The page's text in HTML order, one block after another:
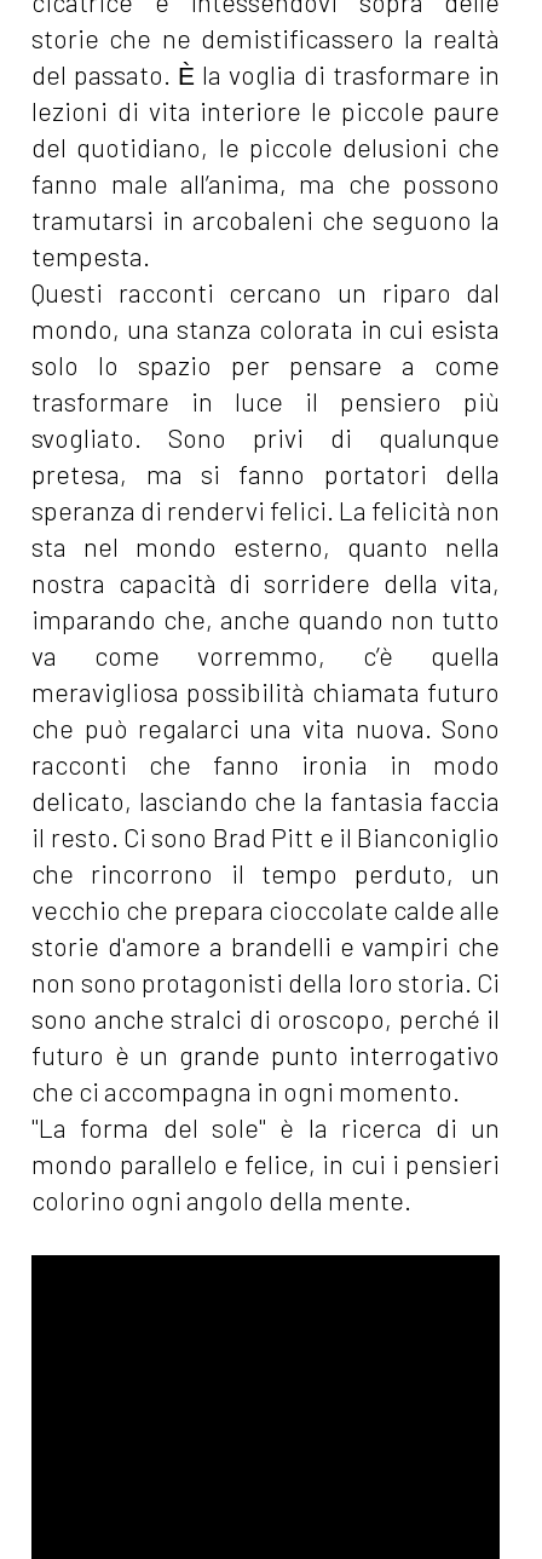
storie che ne demistificassero la realtà
del passato. Ѐ la voglia di trasformare in
lezioni di vita interiore le piccole paure
del quotidiano, le piccole delusioni che
fanno male all’anima, ma che possono
tramutarsi in arcobaleni che seguono la
tempesta.
Questi racconti cercano un riparo dal
mondo, una stanza colorata in cui esista
solo lo spazio per pensare a come
trasformare in luce il pensiero più
svogliato. Sono privi di qualunque
pretesa, ma si fanno portatori della
speranza di rendervi felici. La felicità non
sta nel mondo esterno, quanto nella
nostra capacità di sorridere della vita,
imparando che, anche quando non tutto
va come vorremmo, c’è quella
meravigliosa possibilità chiamata futuro
che può regalarci una vita nuova. Sono
racconti che fanno ironia in modo
delicato, lasciando che la fantasia faccia
il resto. Ci sono Brad Pitt e il Bianconiglio
che rincorrono il tempo perduto, un
vecchio che prepara cioccolate calde alle
storie d'amore a brandelli e vampiri che
non sono protagonisti della loro storia. Ci
sono anche stralci di oroscopo, perché il
futuro è un grande punto interrogativo
che ci accompagna in ogni momento.
"La forma del sole" è la ricerca di un
mondo parallelo e felice, in cui i pensieri
colorino ogni angolo della mente.